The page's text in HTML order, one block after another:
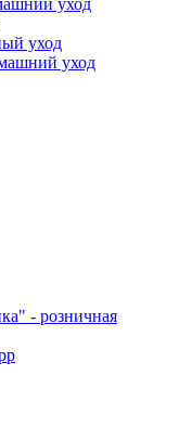
уход
уход
уход
- розничная